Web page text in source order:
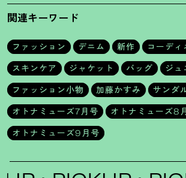
3選
デが吉！
関連キーワード
ファッション デニム 新作
コーディ
スキンケア
ジャケット バッグ
ジュ
ファッション小物
加藤かすみ
サンダ
オトナミューズ7月号
オトナミューズ8
オトナミューズ9月号